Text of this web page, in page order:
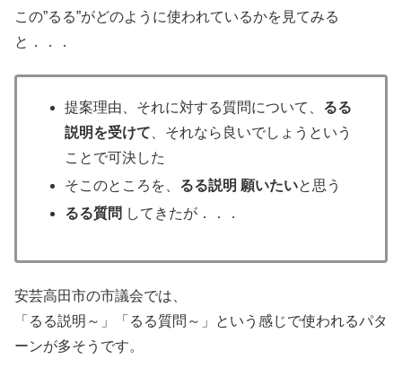
この”るる”がどのように使われているかを見てみる
と．．．
提案理由、それに対する質問について、 るる
説明を受けて 、それなら良いでしょうという
ことで可決した
そこのところを、 るる説明 願いたいと思う
るる質問 してきたが．．．
安芸高田市の市議会では、
「るる説明～」「るる質問～」という感じで使われるパタ
ーンが多そうです。